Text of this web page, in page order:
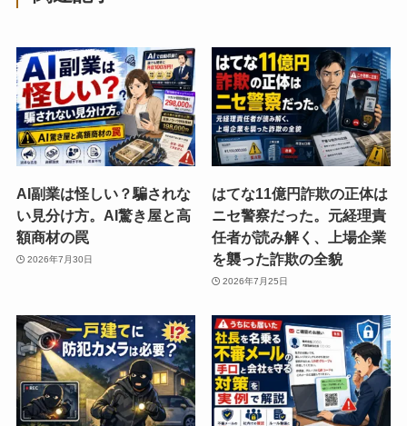
AI副業は怪しい？騙されな
い見分け方。AI驚き屋と高
額商材の罠
2026年7月30日
はてな11億円詐欺の正体は
ニセ警察だった。元経理責
任者が読み解く、上場企業
を襲った詐欺の全貌
2026年7月25日